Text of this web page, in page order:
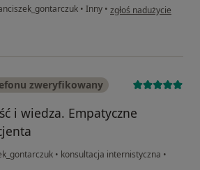
• Inny • w opinii użytkownika
zgłoś nadużycie
zweryfikowany
i wiedza. Empatyczne
• konsultacja internistyczna •